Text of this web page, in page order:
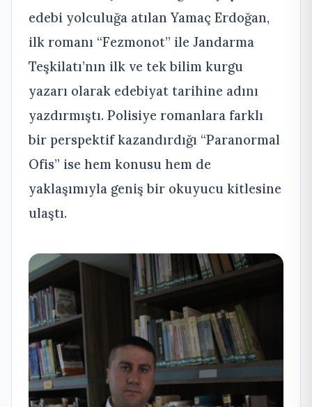
edebi yolculuğa atılan Yamaç Erdoğan,
ilk romanı “Fezmonot” ile Jandarma
Teşkilatı’nın ilk ve tek bilim kurgu
yazarı olarak edebiyat tarihine adını
yazdırmıştı. Polisiye romanlara farklı
bir perspektif kazandırdığı “Paranormal
Ofis” ise hem konusu hem de
yaklaşımıyla geniş bir okuyucu kitlesine
ulaştı.